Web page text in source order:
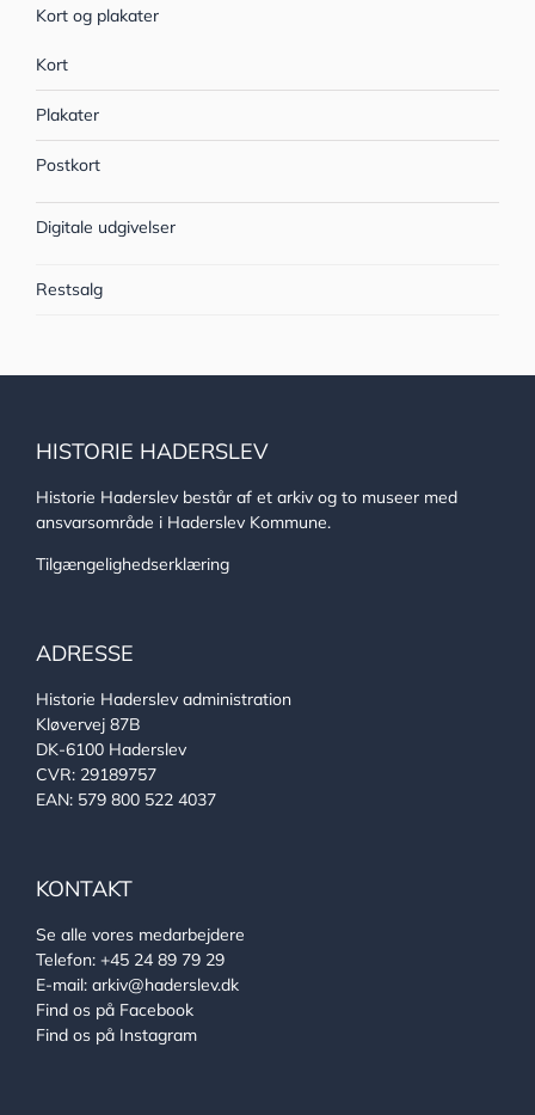
Kort og plakater
Kort
Plakater
Postkort
Digitale udgivelser
Restsalg
HISTORIE HADERSLEV
Historie Haderslev består af et arkiv og to museer med
ansvarsområde i Haderslev Kommune.
Tilgængelighedserklæring
ADRESSE
Historie Haderslev administration
Kløvervej 87B
DK-6100 Haderslev
CVR: 29189757
EAN: 579 800 522 4037
KONTAKT
Se alle vores medarbejdere
Telefon: +45 24 89 79 29
E-mail: arkiv@haderslev.dk
Find os på Facebook
Find os på Instagram